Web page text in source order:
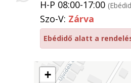
+
H-P 08:00-17:00
Szo-V: Zárva
Ebédidő alatt a